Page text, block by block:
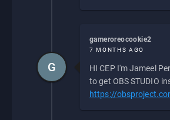
gameroreocookie2
7 MONTHS AGO
HI CEP I'm Jameel
to get OBS STUDIO
https://
G